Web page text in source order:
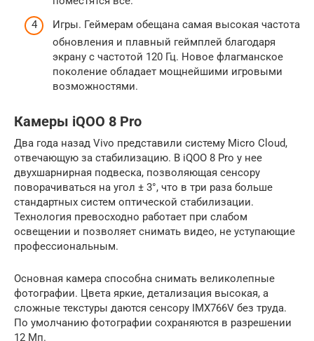
Игры. Геймерам обещана самая высокая частота
обновления и плавный геймплей благодаря
экрану с частотой 120 Гц. Новое флагманское
поколение обладает мощнейшими игровыми
возможностями.
Камеры iQOO 8 Pro
Два года назад Vivo представили систему Micro Cloud,
отвечающую за стабилизацию. В iQOO 8 Pro у нее
двухшарнирная подвеска, позволяющая сенсору
поворачиваться на угол ± 3°, что в три раза больше
стандартных систем оптической стабилизации.
Технология превосходно работает при слабом
освещении и позволяет снимать видео, не уступающие
профессиональным.
Основная камера способна снимать великолепные
фотографии. Цвета яркие, детализация высокая, а
сложные текстуры даются сенсору IMX766V без труда.
По умолчанию фотографии сохраняются в разрешении
12 Мп.